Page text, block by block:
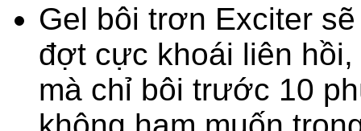
Gel bôi trơn Exciter
đợt cực khoái liên
mà chỉ bôi trước 10